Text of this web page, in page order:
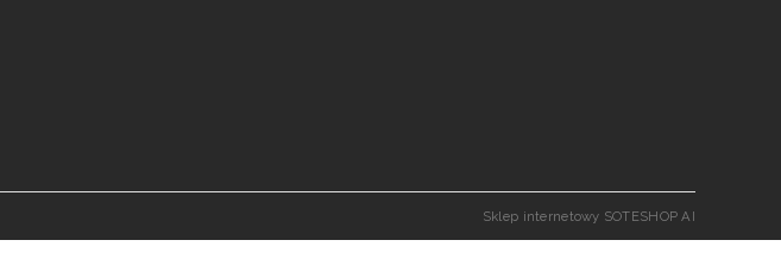
Sklep internetowy SOTESHOP AI